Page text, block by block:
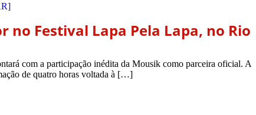
no Festival Lapa Pela Lapa, no Rio
com a participação inédita da Mousik como parceira oficial. A
de quatro horas voltada à […]